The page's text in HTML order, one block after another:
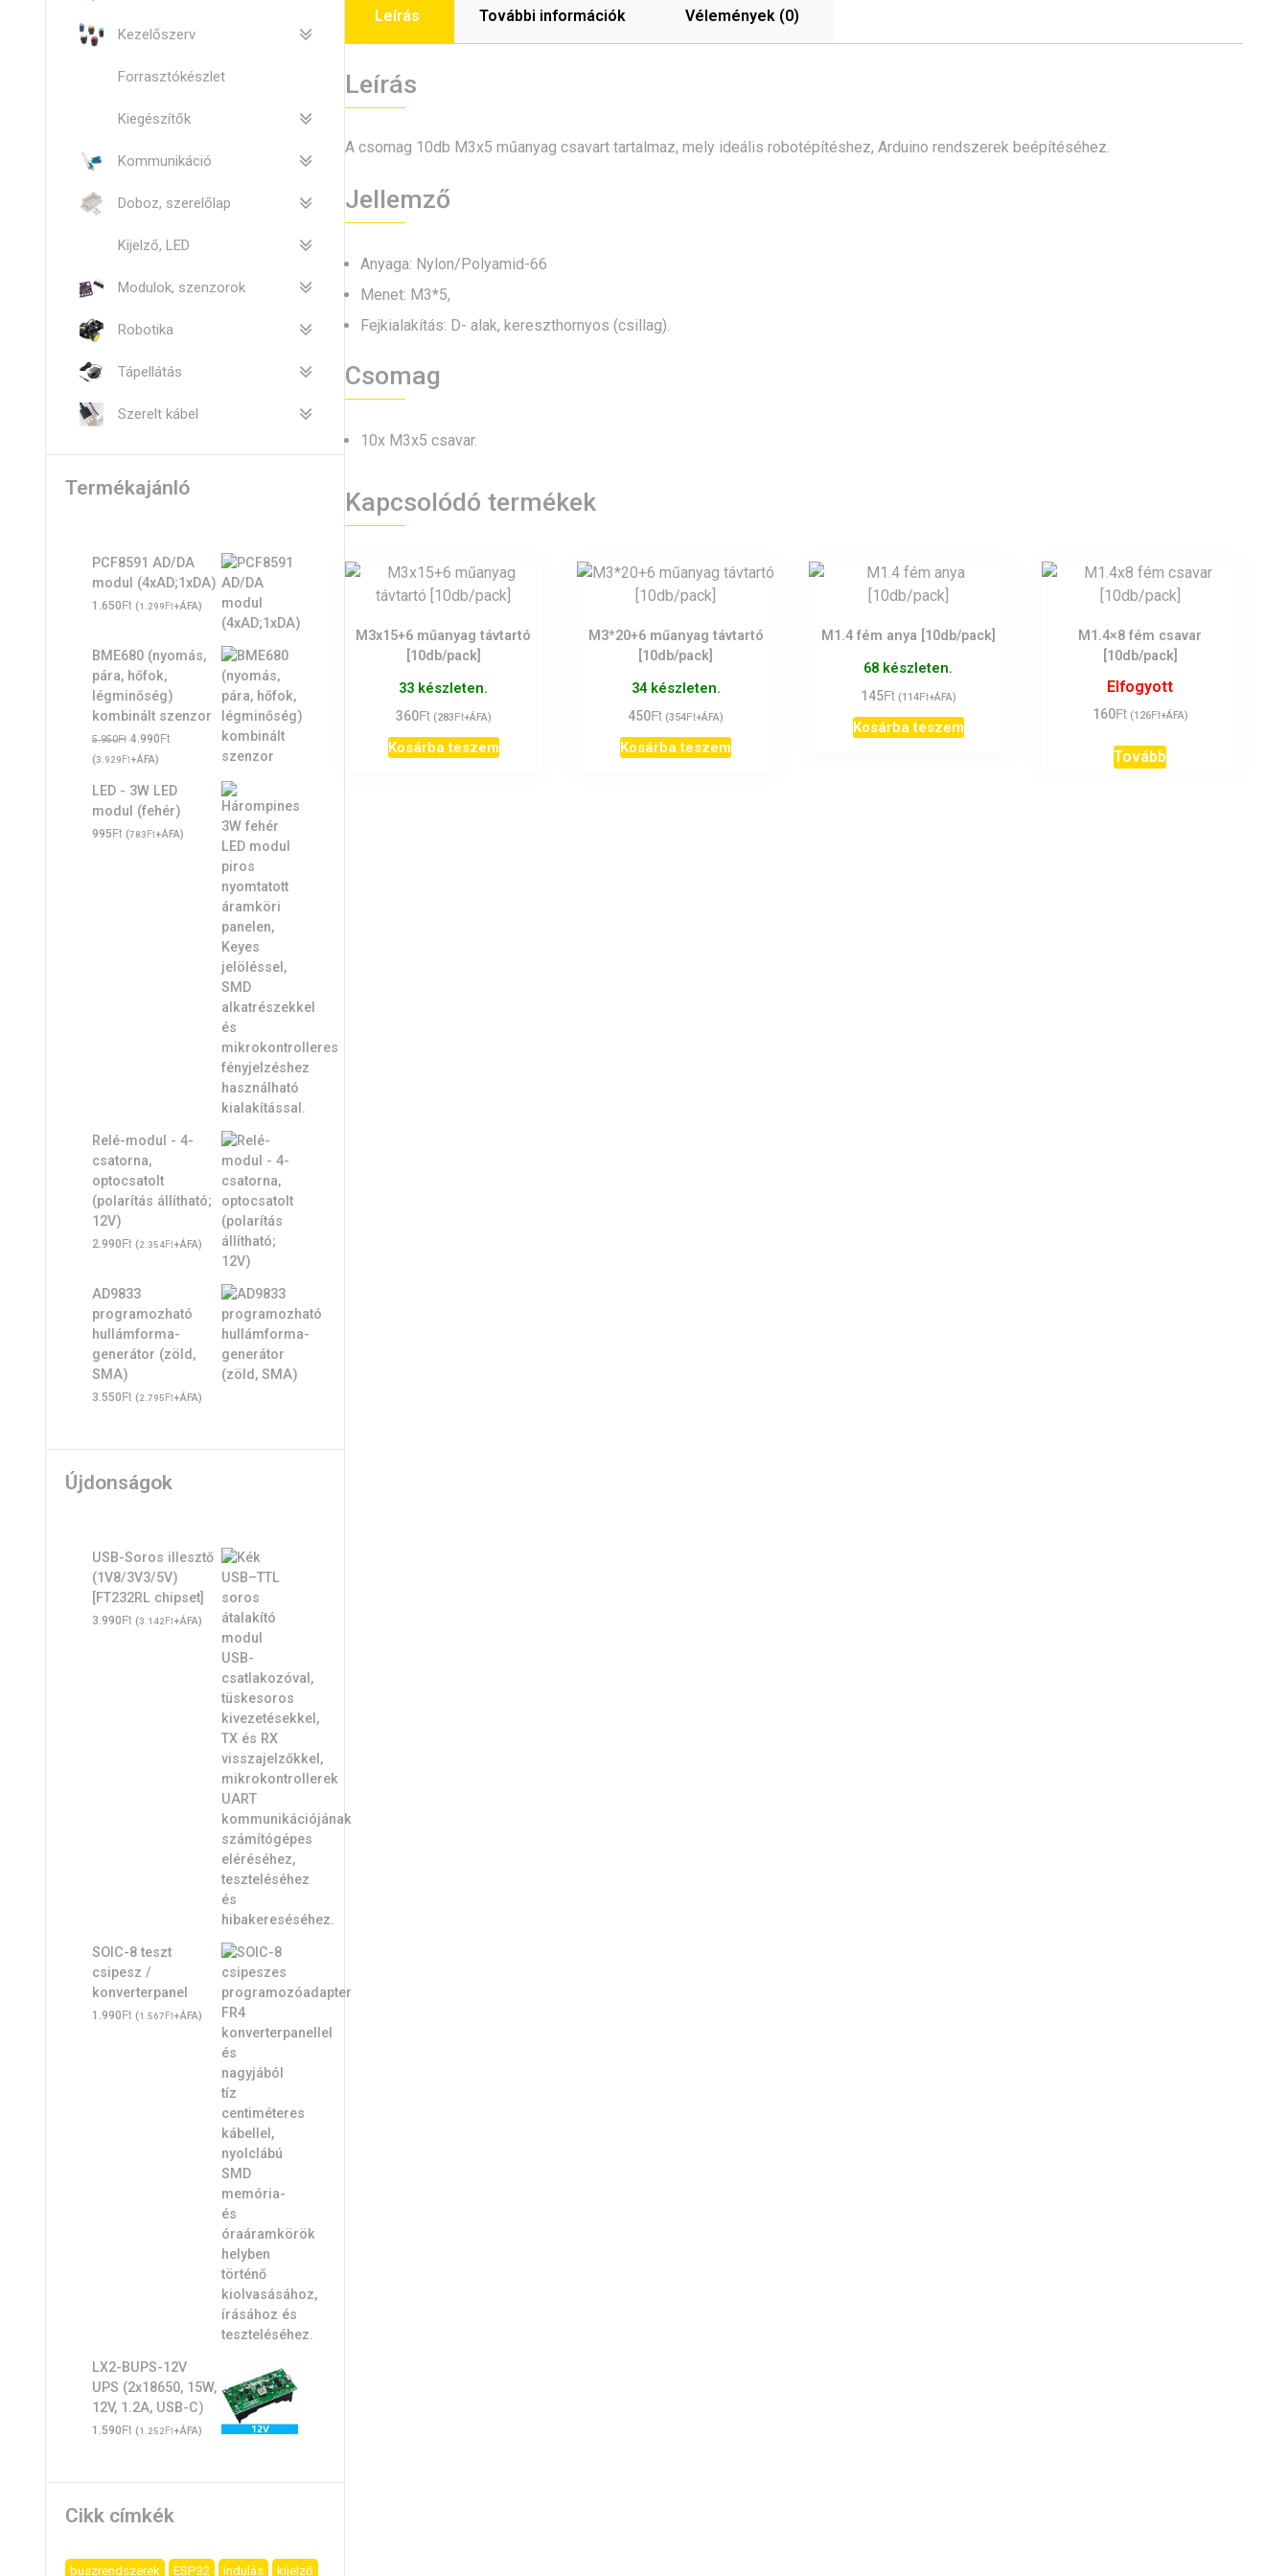
Leírás További információk Vélemények (0)
Leírás
A csomag 10db M3x5 műanyag csavart tartalmaz, mely ideális robotépítéshez, Arduino rendszerek beépítéséhez.
Jellemző
Anyaga: Nylon/Polyamid-66
Menet: M3*5,
Fejkialakítás: D- alak, kereszthornyos (csillag).
Csomag
10x M3x5 csavar.
Kapcsolódó termékek
M3x15+6 műanyag távtartó
[10db/pack]
33 készleten.
360Ft (283Ft+ÁFA)
Kosárba teszem
M3*20+6 műanyag távtartó
[10db/pack]
34 készleten.
450Ft (354Ft+ÁFA)
Kosárba teszem
M1.4 fém anya [10db/pack]
68 készleten.
145Ft (114Ft+ÁFA)
Kosárba teszem
M1.4×8 fém csavar
[10db/pack]
Elfogyott
160Ft (126Ft+ÁFA)
Tovább
Kezelőszerv
Forrasztókészlet
Kiegészítők
Kommunikáció
Doboz, szerelőlap
Kijelző, LED
Modulok, szenzorok
Robotika
Tápellátás
Szerelt kábel
Termékajánló
PCF8591 AD/DA
modul (4xAD;1xDA)
1.650Ft (1.299Ft+ÁFA)
BME680 (nyomás,
pára, hőfok,
légminőség)
kombinált szenzor
5.950Ft Original
price
5.950Ft.
4.990FtCurrent
4.990Ft.
(3.929Ft+ÁFA)
LED - 3W LED
modul (fehér)
995Ft (783Ft+ÁFA)
Relé-modul - 4-
csatorna,
optocsatolt
(polarítás állítható;
12V)
2.990Ft (2.354Ft+ÁFA)
AD9833
programozható
hullámforma-
generátor (zöld,
SMA)
3.550Ft (2.795Ft+ÁFA)
Újdonságok
USB-Soros illesztő
(1V8/3V3/5V)
[FT232RL chipset]
3.990Ft (3.142Ft+ÁFA)
SOIC-8 teszt
csipesz /
konverterpanel
1.990Ft (1.567Ft+ÁFA)
LX2-BUPS-12V
UPS (2x18650, 15W,
12V, 1.2A, USB-C)
1.590Ft (1.252Ft+ÁFA)
Cikk címkék
buszrendszerek ESP32 indulás kijelző